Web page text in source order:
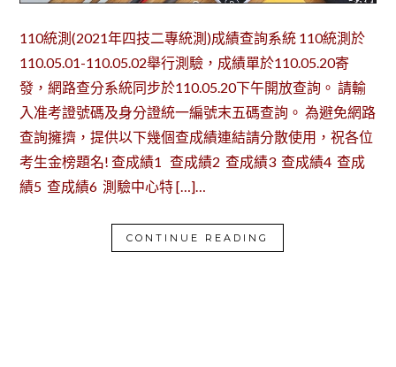
110統測(2021年四技二專統測)成績查詢系統 110統測於
110.05.01-110.05.02舉行測驗，成績單於110.05.20寄
發，網路查分系統同步於110.05.20下午開放查詢。 請輸
入准考證號碼及身分證統一編號末五碼查詢。 為避免網路
查詢擁擠，提供以下幾個查成績連結請分散使用，祝各位
考生金榜題名! 查成績1 查成績2 查成績3 查成績4 查成
績5 查成績6 測驗中心特 […]…
CONTINUE READING